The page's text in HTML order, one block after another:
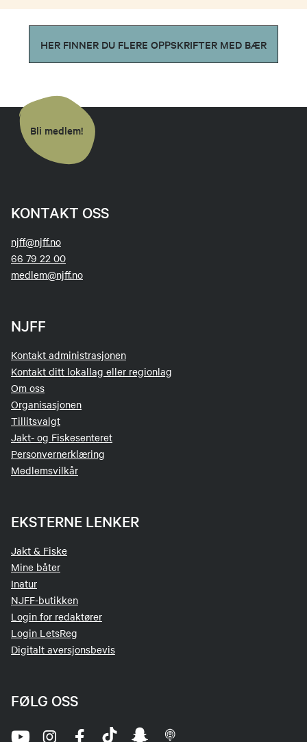
HER FINNER DU FLERE OPPSKRIFTER MED BÆR
Bli medlem!
KONTAKT OSS
njff@njff.no
66 79 22 00
medlem@njff.no
NJFF
Kontakt administrasjonen
Kontakt ditt lokallag eller regionlag
Om oss
Organisasjonen
Tillitsvalgt
Jakt- og Fiskesenteret
Personvernerklæring
Medlemsvilkår
EKSTERNE LENKER
Jakt & Fiske
Mine båter
Inatur
NJFF-butikken
Login for redaktører
Login LetsReg
Digitalt aversjonsbevis
FØLG OSS